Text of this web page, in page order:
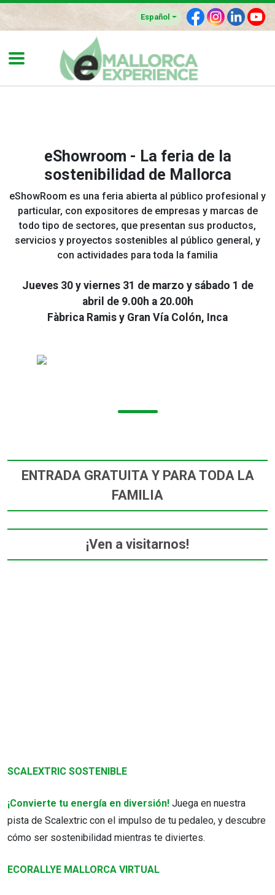
Español F I L Y
eShowroom - La feria de la
sostenibilidad de Mallorca
eShowRoom es una feria abierta al público profesional y
particular, con expositores de empresas y marcas de
todo tipo de sectores, que presentan sus productos,
servicios y proyectos sostenibles al público general, y
con actividades para toda la familia
Jueves 30 y viernes 31 de marzo y sábado 1 de
abril de 9.00h a 20.00h
Fàbrica Ramis y Gran Vía Colón, Inca
ENTRADA GRATUITA Y PARA TODA LA
FAMILIA
¡Ven a visitarnos!
SCALEXTRIC SOSTENIBLE
¡Convierte tu energía en diversión! Juega en nuestra
pista de Scalextric con el impulso de tu pedaleo, y descubre
cómo ser sostenibilidad mientras te diviertes.
ECORALLYE MALLORCA VIRTUAL